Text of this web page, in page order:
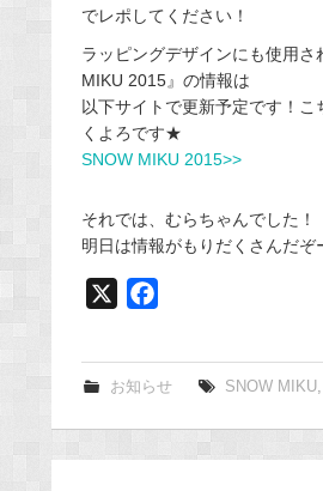
でレポしてください！
ラッピングデザインにも使用さ
MIKU 2015』の情報は
以下サイトで更新予定です！こ
くよろです★
SNOW MIKU 2015>>
それでは、むらちゃんでした！
明日は情報がもりだくさんだぞ
e
お知らせ SNOW MIKU,